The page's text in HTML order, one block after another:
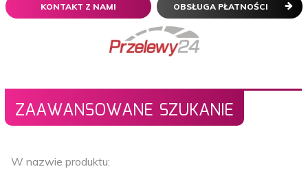
KONTAKT Z NAMI OBSŁUGA PŁATNOŚCI
ZAAWANSOWANE SZUKANIE
W nazwie produktu: